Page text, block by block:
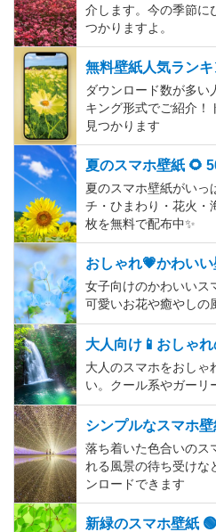
介します。今の季節に
つかりますよ。
無料壁紙人気ラン
ダウンロード数が多い
キング形式でご紹介！
見つかります
夏のスマホ壁紙 🌻
夏のスマホ壁紙がい
チ・ひまわり・花火・
枚を無料で配布中✨
おしゃれ💗かわい
女子向けのかわいいス
可愛いお花や癒やしの
大人向け📱おしゃ
大人のスマホをおしゃ
い。クール系やガーリ
シンプルなスマホ壁
落ち着いた色合いのス
れる風景の待ち受けな
ンロードできます
新緑のスマホ壁紙 🟢